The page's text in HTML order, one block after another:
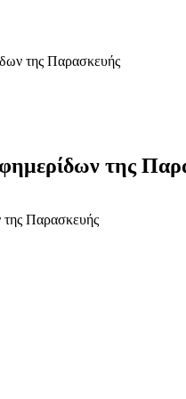
της Παρασκευής
της